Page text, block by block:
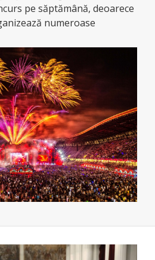
pe săptămână, deoarece
numeroase